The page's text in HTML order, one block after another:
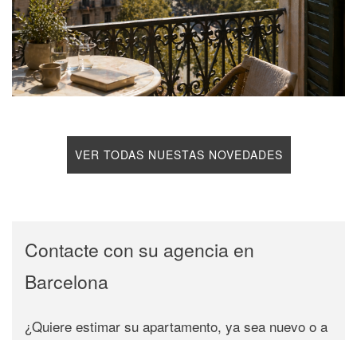
VER TODAS NUESTAS NOVEDADES
Contacte con su agencia en
Barcelona
¿Quiere estimar su apartamento, ya sea nuevo o a